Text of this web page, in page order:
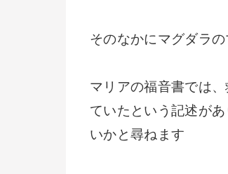
そのなかにマグダラ
マリアの福音書では
ていたという記述が
いかと尋ねます